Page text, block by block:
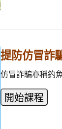
提防仿冒詐
仿冒詐騙亦稱釣